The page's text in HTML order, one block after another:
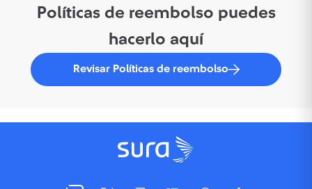
Políticas de reembolso puedes
hacerlo aquí
Revisar Políticas de reembolso